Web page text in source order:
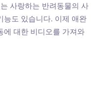
사랑하는 반려동물의 사
능도 있습니다. 이제 애완
에 대한 비디오를 가져와